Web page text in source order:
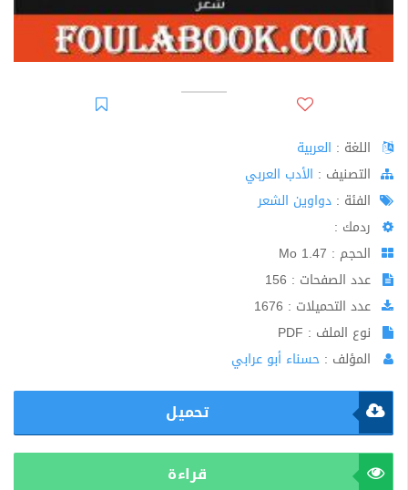
اللغة : العربية
اﻟﺘﺼﻨﻴﻒ : الأدب العربي
الفئة : دواوين الشعر
ردمك :
الحجم : 1.47 Mo
عدد الصفحات : 156
عدد التحميلات : 1676
نوع الملف : PDF
المؤلف : حسناء أبو عرابي
تحميل
قراءة